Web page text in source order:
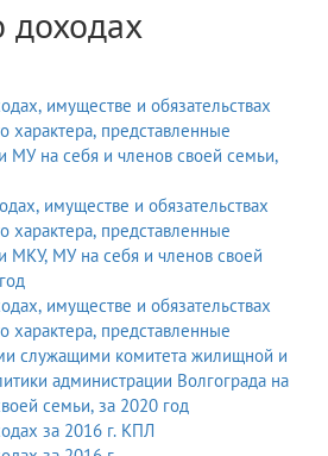
доходах
имуществе и обязательствах
представленные
МУ на себя и членов своей семьи,
имуществе и обязательствах
представленные
МКУ, МУ на себя и членов своей
имуществе и обязательствах
представленные
служащими комитета жилищной и
администрации Волгограда на
семьи, за 2020 год
за 2016 г. КПЛ